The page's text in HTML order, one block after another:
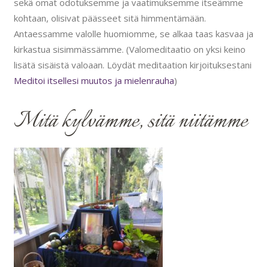
sekä omat odotuksemme ja vaatimuksemme itseämme
kohtaan, olisivat päässeet sitä himmentämään.
Antaessamme valolle huomiomme, se alkaa taas kasvaa ja
kirkastua sisimmässämme. (Valomeditaatio on yksi keino
lisätä sisäistä valoaan. Löydät meditaation kirjoituksestani
Meditoi itsellesi muutos ja mielenrauha)
Mitä kylvämme, sitä niitämme